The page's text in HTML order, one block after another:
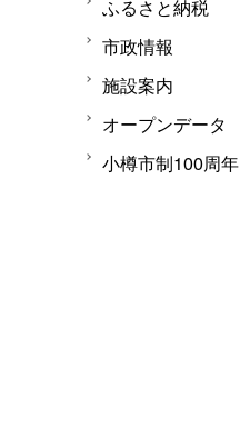
ふるさと納税
市政情報
施設案内
オープンデータ
小樽市制100周年